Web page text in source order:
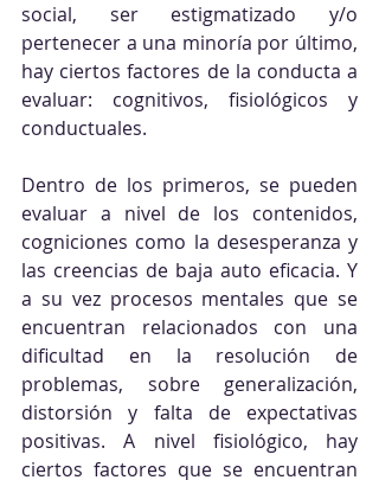
social, ser estigmatizado y/o
pertenecer a una minoría por último,
hay ciertos factores de la conducta a
evaluar: cognitivos, fisiológicos y
conductuales.
Dentro de los primeros, se pueden
evaluar a nivel de los contenidos,
cogniciones como la desesperanza y
las creencias de baja auto eficacia. Y
a su vez procesos mentales que se
encuentran relacionados con una
dificultad en la resolución de
problemas, sobre generalización,
distorsión y falta de expectativas
positivas. A nivel fisiológico, hay
ciertos factores que se encuentran